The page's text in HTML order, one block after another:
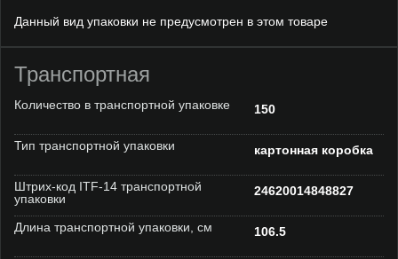
Данный вид упаковки не предусмотрен в этом товаре
Транспортная
Количество в транспортной упаковке 150
Тип транспортной упаковки картонная коробка
Штрих-код ITF-14 транспортной
упаковки
24620014848827
Длина транспортной упаковки, см 106.5